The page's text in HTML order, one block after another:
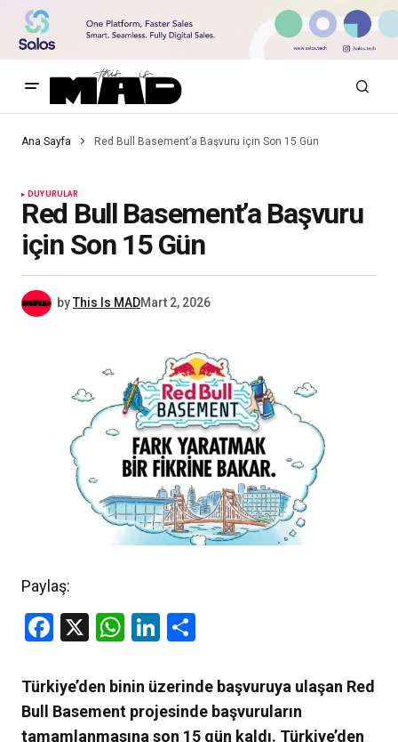
Ana Sayfa Red Bull Basement’a Başvuru için Son 15 Gün
DUYURULAR
Red Bull Basement’a Başvuru
için Son 15 Gün
byThis Is MADMart 2, 2026
Paylaş:
Facebook
X WhatsApp
LinkedIn
Türkiye’den binin üzerinde başvuruya ulaşan Red
Bull Basement projesinde başvuruların
tamamlanmasına son 15 gün kaldı. Türkiye’den